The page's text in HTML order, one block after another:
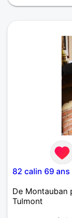
attentionné
82 calin 69 ans
De Montauban
Tulmont